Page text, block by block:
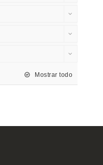
Mostrar todo